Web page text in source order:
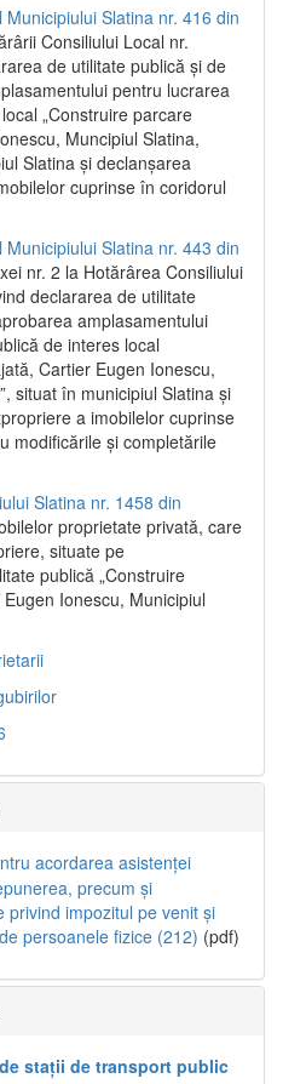
Slatina nr. 416 din
Consiliului Local nr.
de utilitate publică și de
pentru lucrarea
„Construire parcare
Muncipiul Slatina,
Slatina și declanșarea
cuprinse în coridorul
Slatina nr. 443 din
nr. 2 la Hotărârea Consiliului
declararea de utilitate
amplasamentului
de interes local
Cartier Eugen Ionescu,
situat în municipiul Slatina şi
a imobilelor cuprinse
modificările şi completările
Slatina nr. 1458 din
proprietate privată, care
situate pe
publică „Construire
Ionescu, Municipiul
acordarea asistenței
precum și
privind impozitul pe venit și
persoanele fizice (212) (pdf)
stații de transport public